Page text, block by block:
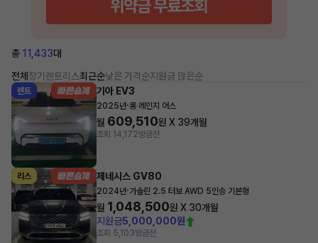
총 11,433대
전체 장기렌트리스최근순낮은 가격순지원금 많은순
렌트 기아 EV3
2025년·롱 레인지 어스
월 609,510원 X 39개월
조회 14,172방금전
리스 제네시스 GV80
2024년·가솔린 2.5 터보 AWD 5인승 기본형
월 1,048,500원 X 30개월
지원금5,000,000원
조회 5,103방금전